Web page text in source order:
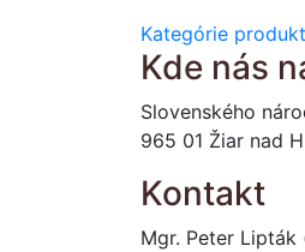
Kategórie
Kde nás
Slovenského
965 01 Žiar nad
Kontakt
Mgr. Peter Lipták